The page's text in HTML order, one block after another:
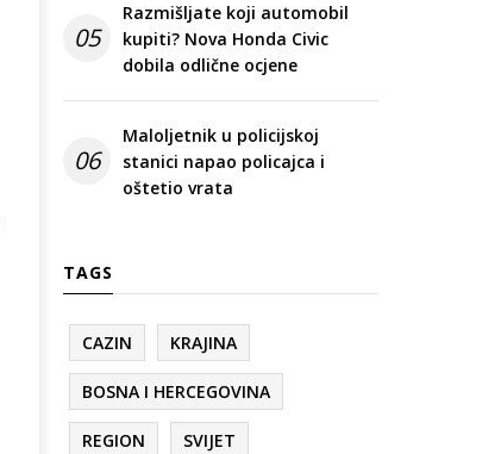
05
Razmišljate koji automobil
kupiti? Nova Honda Civic
dobila odlične ocjene
06
Maloljetnik u policijskoj
stanici napao policajca i
oštetio vrata
TAGS
CAZIN KRAJINA
BOSNA I HERCEGOVINA
REGION SVIJET